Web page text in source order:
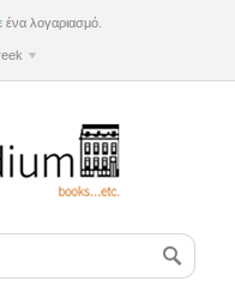
ένα λογαριασμό.